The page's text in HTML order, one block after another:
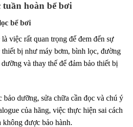
hoàn bể bơi
bể bơi
việc rất quan trọng để đem đến sự
thiết bị như máy bơm, bình lọc, đường
và thay thế để đảm bảo thiết bị
bảo dưỡng, sửa chữa cần đọc và chú ý
của hãng, việc thực hiện sai cách
không được bảo hành.